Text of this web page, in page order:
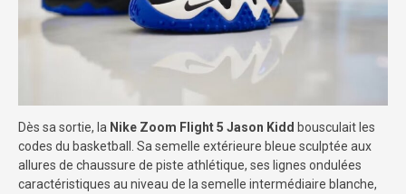
Dès sa sortie, la Nike Zoom Flight 5 Jason Kidd bousculait les
codes du basketball. Sa semelle extérieure bleue sculptée aux
allures de chaussure de piste athlétique, ses lignes ondulées
caractéristiques au niveau de la semelle intermédiaire blanche,